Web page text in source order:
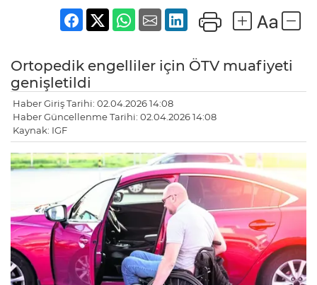
Ortopedik engelliler için ÖTV muafiyeti
genişletildi
Haber Giriş Tarihi: 02.04.2026 14:08
Haber Güncellenme Tarihi: 02.04.2026 14:08
Kaynak: IGF